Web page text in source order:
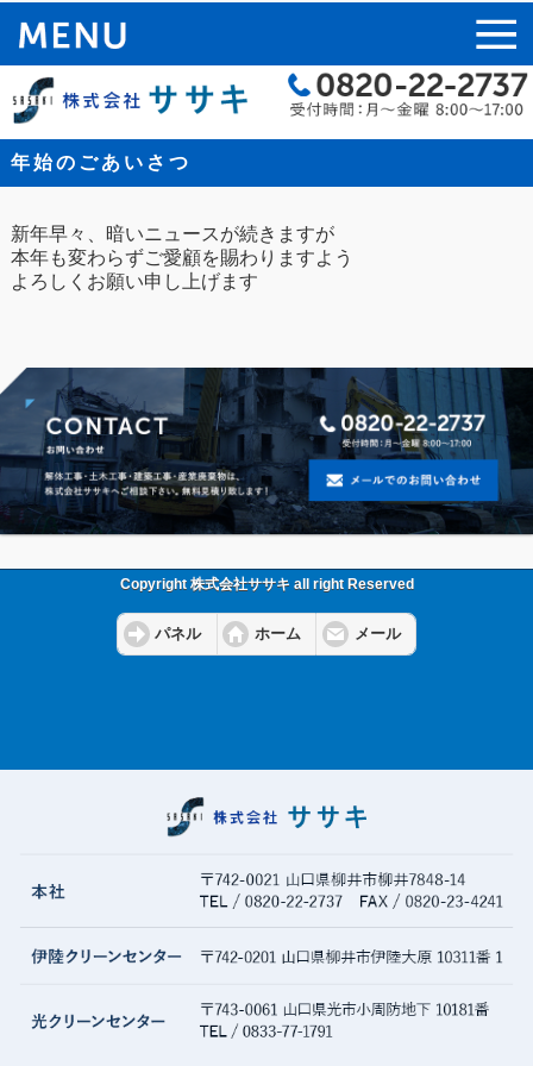
年始のごあいさつ
新年早々、暗いニュースが続きますが
本年も変わらずご愛顧を賜わりますよう
よろしくお願い申し上げます
Copyright 株式会社ササキ all right Reserved
パネル ホーム メール